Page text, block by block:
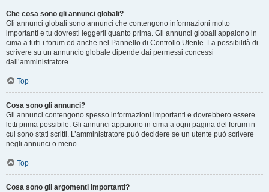
Che cosa sono gli annunci globali?
Gli annunci globali sono annunci che contengono informazioni molto
importanti e tu dovresti leggerli quanto prima. Gli annunci globali appaiono in
cima a tutti i forum ed anche nel Pannello di Controllo Utente. La possibilità di
scrivere su un annuncio globale dipende dai permessi concessi
dall’amministratore.
Top
Cosa sono gli annunci?
Gli annunci contengono spesso informazioni importanti e dovrebbero essere
letti prima possibile. Gli annunci appaiono in cima a ogni pagina del forum in
cui sono stati scritti. L’amministratore può decidere se un utente può scrivere
negli annunci o meno.
Top
Cosa sono gli argomenti importanti?